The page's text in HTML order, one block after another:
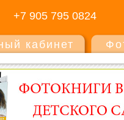
+7 905 795 0824
кабинет